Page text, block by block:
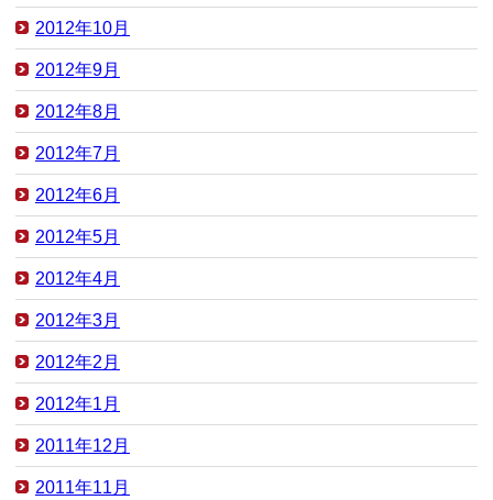
2012年10月
2012年9月
2012年8月
2012年7月
2012年6月
2012年5月
2012年4月
2012年3月
2012年2月
2012年1月
2011年12月
2011年11月